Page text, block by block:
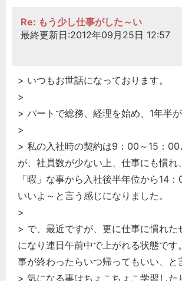
Re: もう少し仕事がした～い
最終更新日:2012年09月25日 12:57
> いつもお世話になっております。
>
> パートで総務、経理を始め、1年半が
>
> 私の入社時の契約は9：00～15：00
が、社員数が少ない上、仕事にも慣れ
「暇」な事から入社後半年位から14
いいよ～と言う感じになりました。
>
> で、最近ですが、更に仕事に慣れた
になり連日午前中で上がれる状態です
事が終わったらいつ帰ってもいい、と
> 気になる事はちょこちょこ学習した